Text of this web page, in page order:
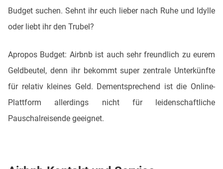
Budget suchen. Sehnt ihr euch lieber nach Ruhe und Idylle
oder liebt ihr den Trubel?
Apropos Budget: Airbnb ist auch sehr freundlich zu eurem
Geldbeutel, denn ihr bekommt super zentrale Unterkünfte
für relativ kleines Geld. Dementsprechend ist die Online-
Plattform allerdings nicht für leidenschaftliche
Pauschalreisende geeignet.